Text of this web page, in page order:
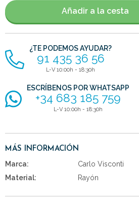
artículos
Añadir a la cesta
¿TE PODEMOS AYUDAR?
91 435 36 56
L-V 10:00h - 18:30h
ESCRÍBENOS POR WHATSAPP
+34 683 185 759
L-V 10:00h - 18:30h
MÁS INFORMACIÓN
Marca:
Carlo Visconti
Material:
Rayón